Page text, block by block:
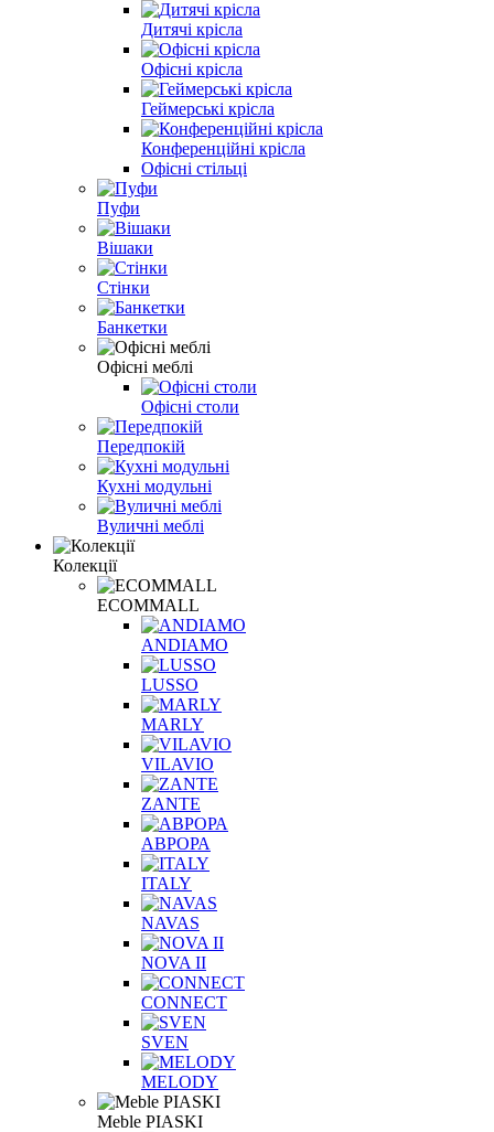
Дитячі крісла
Офісні крісла
Геймерські крісла
Конференційні крісла
Офісні стільці
Пуфи
Вішаки
Стінки
Банкетки
Офісні меблі
Офісні столи
Передпокій
Кухні модульні
Вуличні меблі
Колекції
ECOMMALL
ANDIAMO
LUSSO
MARLY
VILAVIO
ZANTE
АВРОРА
ITALY
NAVAS
NOVA II
CONNECT
SVEN
MELODY
Meble PIASKI